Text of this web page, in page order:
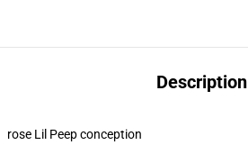
Description
rose Lil Peep conception